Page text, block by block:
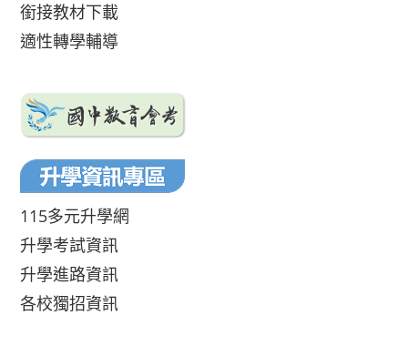
銜接教材下載
適性轉學輔導
115多元升學網
升學考試資訊
升學進路資訊
各校獨招資訊